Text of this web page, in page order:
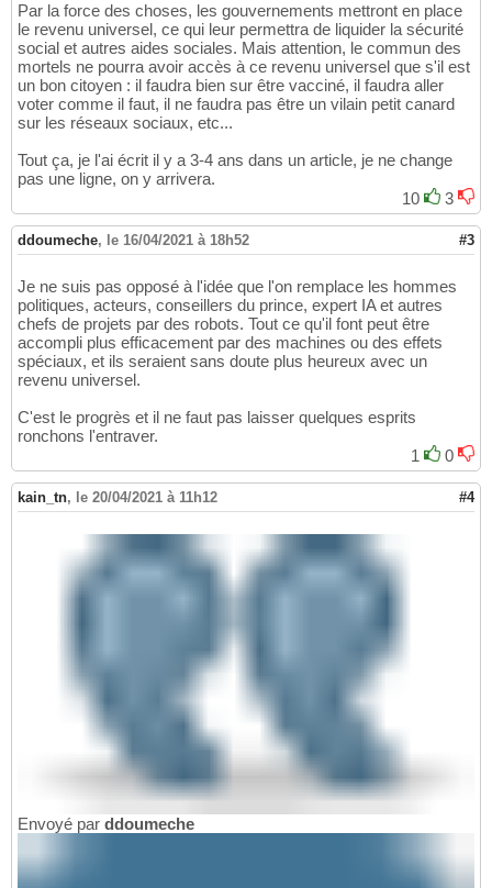
Par la force des choses, les gouvernements mettront en place
le revenu universel, ce qui leur permettra de liquider la sécurité
social et autres aides sociales. Mais attention, le commun des
mortels ne pourra avoir accès à ce revenu universel que s'il est
un bon citoyen : il faudra bien sur être vacciné, il faudra aller
voter comme il faut, il ne faudra pas être un vilain petit canard
sur les réseaux sociaux, etc...
Tout ça, je l'ai écrit il y a 3-4 ans dans un article, je ne change
pas une ligne, on y arrivera.
10
3
ddoumeche, le 16/04/2021 à 18h52 #3
Je ne suis pas opposé à l'idée que l'on remplace les hommes
politiques, acteurs, conseillers du prince, expert IA et autres
chefs de projets par des robots. Tout ce qu'il font peut être
accompli plus efficacement par des machines ou des effets
spéciaux, et ils seraient sans doute plus heureux avec un
revenu universel.
C'est le progrès et il ne faut pas laisser quelques esprits
ronchons l'entraver.
1
0
kain_tn, le 20/04/2021 à 11h12 #4
Envoyé par ddoumeche